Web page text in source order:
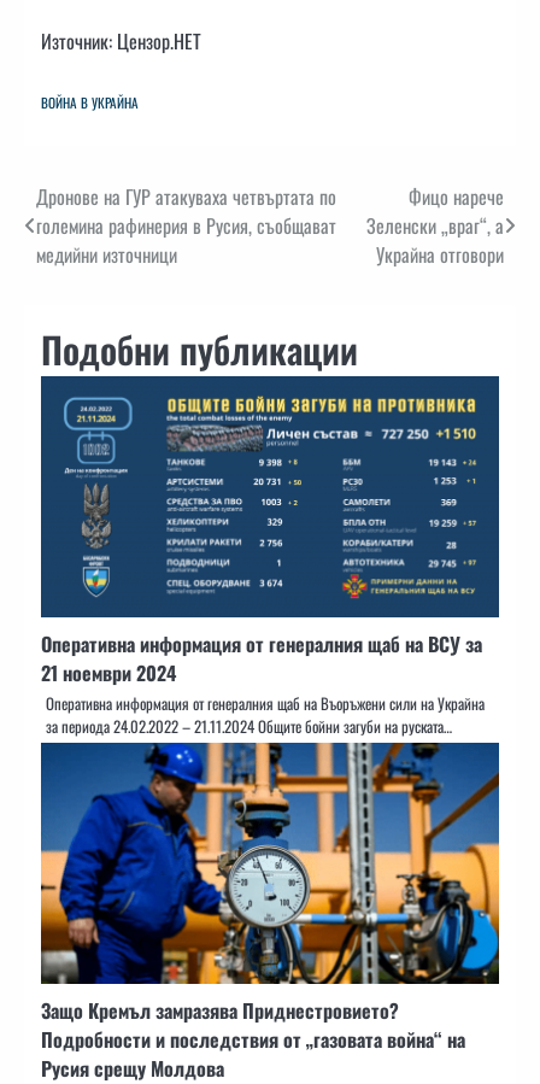
Източник: Цензор.НЕТ
ВОЙНА В УКРАЙНА
Навигация
Дронове на ГУР атакуваха четвъртата по
големина рафинерия в Русия, съобщават
медийни източници
Фицо нарече
Зеленски „враг“, а
Украйна отговори
Подобни публикации
Оперативна информация от генералния щаб на ВСУ за
21 ноември 2024
Оперативна информация от генералния щаб на Въоръжени сили на Украйна
за периода 24.02.2022 – 21.11.2024 Общите бойни загуби на руската…
Защо Кремъл замразява Приднестровието?
Подробности и последствия от „газовата война“ на
Русия срещу Молдова